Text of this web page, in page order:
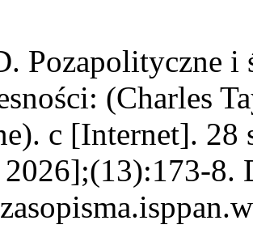
Pozapolityczne
(Charles
c [Internet].
8.